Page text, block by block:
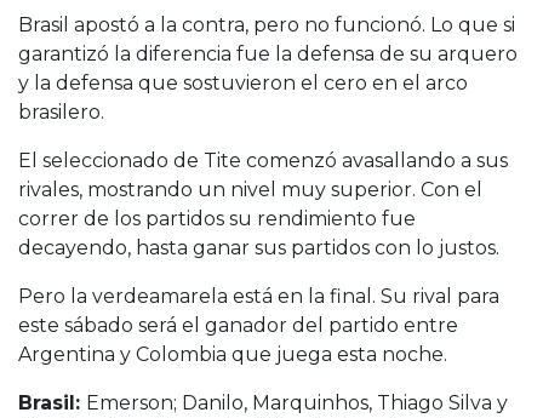
Brasil apostó a la contra, pero no funcionó. Lo que si
garantizó la diferencia fue la defensa de su arquero
y la defensa que sostuvieron el cero en el arco
brasilero.
El seleccionado de Tite comenzó avasallando a sus
rivales, mostrando un nivel muy superior. Con el
correr de los partidos su rendimiento fue
decayendo, hasta ganar sus partidos con lo justos.
Pero la verdeamarela está en la final. Su rival para
este sábado será el ganador del partido entre
Argentina y Colombia que juega esta noche.
Brasil: Emerson; Danilo, Marquinhos, Thiago Silva y